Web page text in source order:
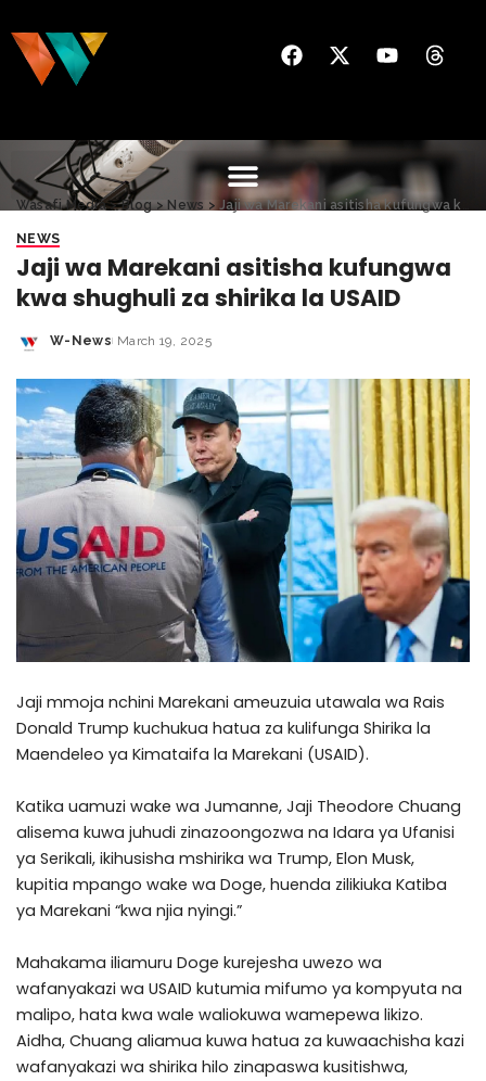
Wasafi Media>Blog> News >Jaji wa Marekani asitisha kufungwa kwa shughuli za shirika la USAID
NEWS
Jaji wa Marekani asitisha kufungwa
kwa shughuli za shirika la USAID
W-News March 19, 2025
Jaji mmoja nchini Marekani ameuzuia utawala wa Rais
Donald Trump kuchukua hatua za kulifunga Shirika la
Maendeleo ya Kimataifa la Marekani (USAID).
Katika uamuzi wake wa Jumanne, Jaji Theodore Chuang
alisema kuwa juhudi zinazoongozwa na Idara ya Ufanisi
ya Serikali, ikihusisha mshirika wa Trump, Elon Musk,
kupitia mpango wake wa Doge, huenda zilikiuka Katiba
ya Marekani “kwa njia nyingi.”
Mahakama iliamuru Doge kurejesha uwezo wa
wafanyakazi wa USAID kutumia mifumo ya kompyuta na
malipo, hata kwa wale waliokuwa wamepewa likizo.
Aidha, Chuang aliamua kuwa hatua za kuwaachisha kazi
wafanyakazi wa shirika hilo zinapaswa kusitishwa,